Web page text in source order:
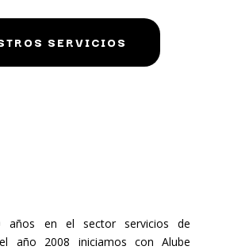
SERVICIOS
años en el sector servicios de
año 2008 iniciamos con Alube